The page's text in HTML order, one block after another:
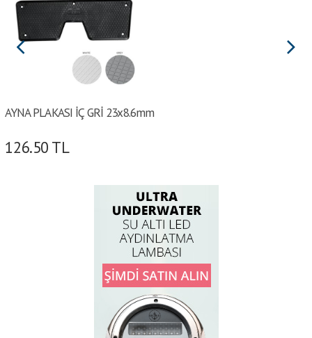
AYNA PLAKASI İÇ GRİ 23x8.6mm
126.50 TL